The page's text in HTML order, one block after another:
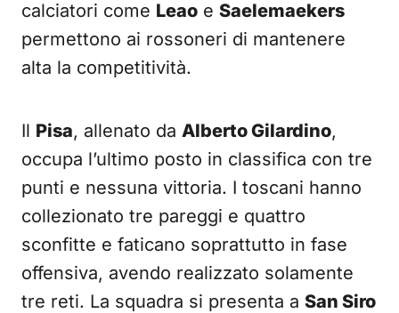
calciatori come Leao e Saelemaekers
permettono ai rossoneri di mantenere
alta la competitività.
Il Pisa, allenato da Alberto Gilardino,
occupa l’ultimo posto in classifica con tre
punti e nessuna vittoria. I toscani hanno
collezionato tre pareggi e quattro
sconfitte e faticano soprattutto in fase
offensiva, avendo realizzato solamente
tre reti. La squadra si presenta a San Siro